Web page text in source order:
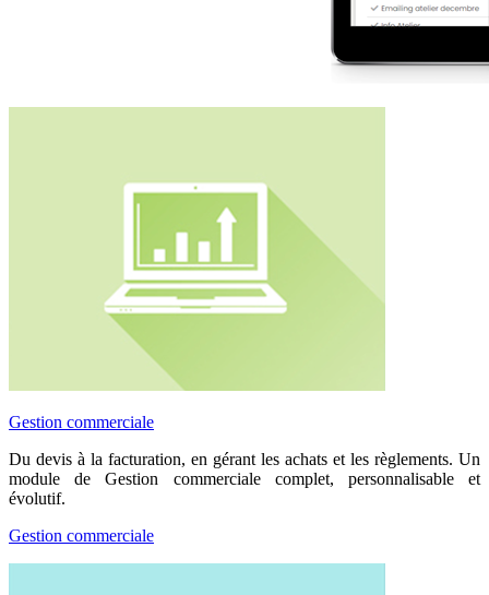
Gestion commerciale
Du devis à la facturation, en gérant les achats et les règlements. Un
module de Gestion commerciale complet, personnalisable et
évolutif.
Gestion commerciale